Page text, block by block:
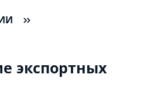
экспортных